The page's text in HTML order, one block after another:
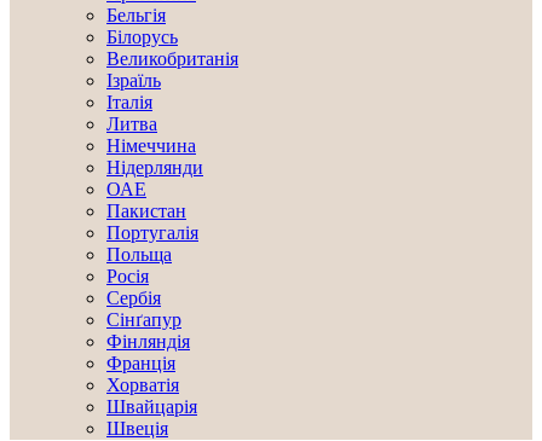
Бельгія
Білорусь
Великобританія
Ізраїль
Італія
Литва
Німеччина
Нідерлянди
ОАЕ
Пакистан
Португалія
Польща
Росія
Сербія
Сінґапур
Фінляндія
Франція
Хорватія
Швайцарія
Швеція